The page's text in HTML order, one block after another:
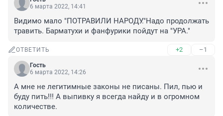
6 марта 2022, 14:41
Видимо мало "ПОТРАВИЛИ НАРОДУ."Надо продолжать
травить. Барматухи и фанфурики пойдут на "УРА."
ОТВЕТИТЬ +2 –1
Гость
6 марта 2022, 14:26
А мне не легитимные законы не писаны. Пил, пью и
буду пить!!! А выпивку я всегда найду и в огромном
количестве.